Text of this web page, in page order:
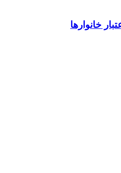
خانوارها